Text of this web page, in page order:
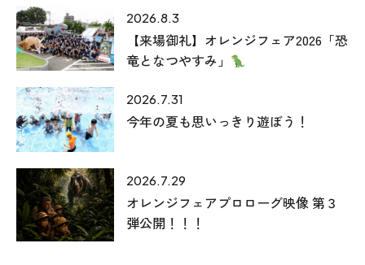
2026.8.3
【来場御礼】オレンジフェア2026「恐
竜となつやすみ」
2026.7.31
今年の夏も思いっきり遊ぼう！
2026.7.29
オレンジフェアプロローグ映像 第３
弾公開！！！